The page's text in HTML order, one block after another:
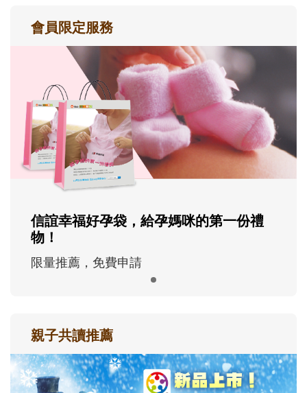
會員限定服務
信誼幸福好孕袋，給孕媽咪的第一份禮
物！
限量推薦，免費申請
親子共讀推薦